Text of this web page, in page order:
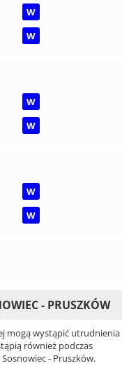
W
W
W
W
W
W
- PRUSZKÓW
mogą wystąpić utrudnienia
również podczas
- Pruszków.